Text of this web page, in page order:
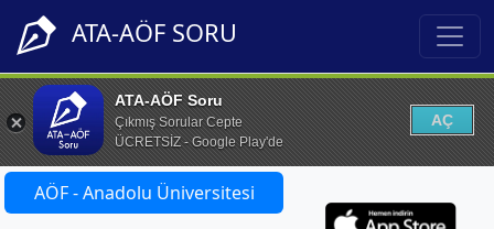
ATA-AÖF SORU
ATA-AÖF Soru
Çıkmış Sorular Cepte
ÜCRETSİZ - Google Play'de
AÇ
AÖF - Anadolu Üniversitesi